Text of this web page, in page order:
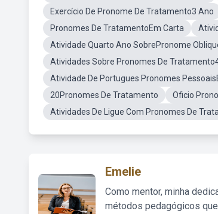
Exercício De Pronome De Tratamento3 Ano
Pronomes De TratamentoEm Carta
Atividade Quarto Ano SobrePronome
Atividades Sobre Pronomes De
Atividade De Portugues Pronomes
20Pronomes De Tratamento
Oficio
Atividades De Ligue Com Pronomes De
Emelie
Como mentor, minha
métodos pedagógicos